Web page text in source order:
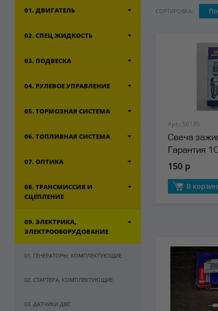
01. ДВИГАТЕЛЬ
02. СПЕЦ ЖИДКОСТЬ
03. ПОДВЕСКА
04. РУЛЕВОЕ УПРАВЛЕНИЕ
05. ТОРМОЗНАЯ СИСТЕМА
06. ТОПЛИВНАЯ СИСТЕМА
07. ОПТИКА
08. ТРАНСМИССИЯ И
СЦЕПЛЕНИЕ
09. ЭЛЕКТРИКА,
ЭЛЕКТРООБОРУДОВАНИЕ
01. ГЕНЕРАТОРЫ, КОМПЛЕКТУЮЩИЕ
02. СТАРТЕРА, КОМПЛЕКТУЮЩИЕ
03. ДАТЧИКИ ДВС
СОРТИРОВКА:
Арт.: 56135
Свеча
Гарантия
MIGEDIKI
150 р
В